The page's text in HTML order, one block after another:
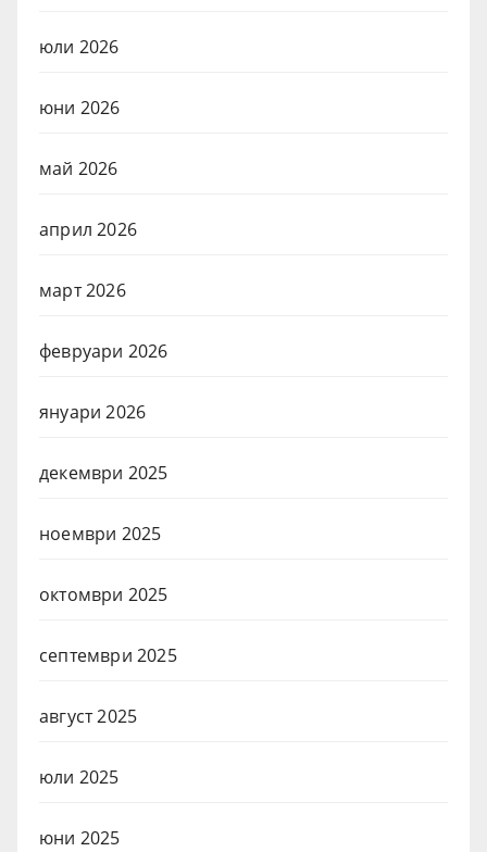
юли 2026
юни 2026
май 2026
април 2026
март 2026
февруари 2026
януари 2026
декември 2025
ноември 2025
октомври 2025
септември 2025
август 2025
юли 2025
юни 2025